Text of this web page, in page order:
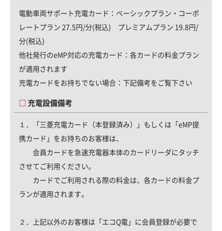
電動車両サポート充電カード ：ベーシックプラン・コーポ
レートプラン 27.5円/分(税込) プレミアムプラン 19.8円/
分(税込)
他社発行のeMP対応の充電カード：各カードの料金プラン
が適用されます
充電カードをお持ちでない場合： 下記備考をご覧下さい
充電設備備考
１．「三菱充電カード（本登録済み）」もしくは「eMP提
携カード」をお持ちのお客様は、
会員カードを急速充電器本体のカードリーダにタッチ
させてご利用ください。
カードでご利用される際の料金は、各カードの料金プ
ランが適用されます。
２．上記以外のお客様は「エコQ電」に会員登録が必要で